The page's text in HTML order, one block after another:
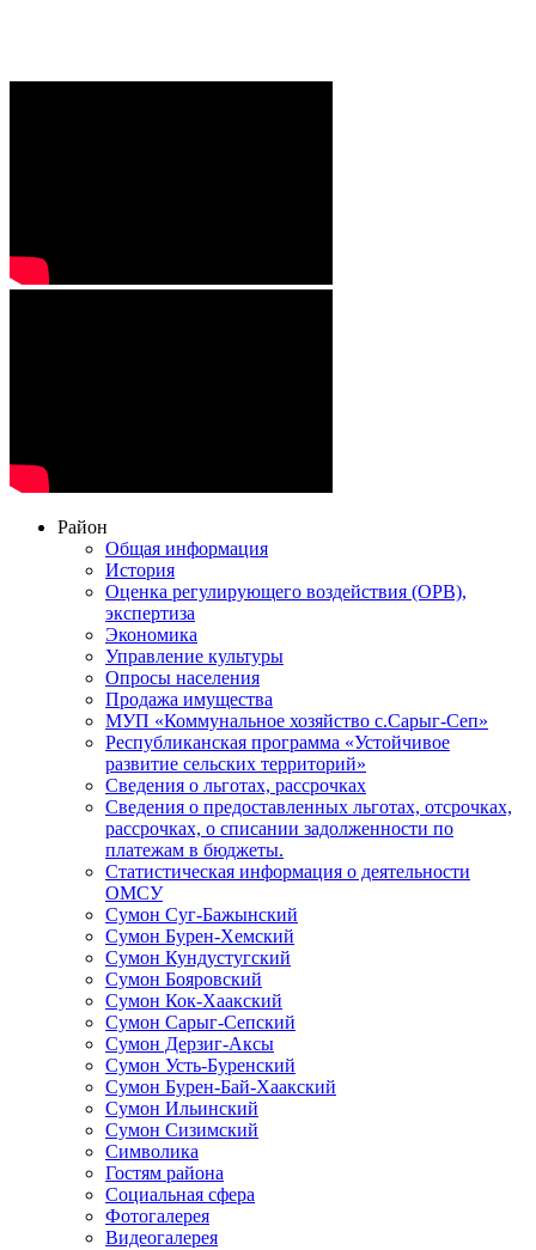
Район
Общая информация
История
Оценка регулирующего воздействия (ОРВ),
экспертиза
Экономика
Управление культуры
Опросы населения
Продажа имущества
МУП «Коммунальное хозяйство с.Сарыг-Сеп»
Республиканская программа «Устойчивое
развитие сельских территорий»
Сведения о льготах, рассрочках
Сведения о предоставленных льготах, отсрочках,
рассрочках, о списании задолженности по
платежам в бюджеты.
Статистическая информация о деятельности
ОМСУ
Сумон Суг-Бажынский
Сумон Бурен-Хемский
Сумон Кундустугский
Сумон Бояровский
Сумон Кок-Хаакский
Сумон Сарыг-Сепский
Сумон Дерзиг-Аксы
Сумон Усть-Буренский
Сумон Бурен-Бай-Хаакский
Сумон Ильинский
Сумон Сизимский
Символика
Гостям района
Социальная сфера
Фотогалерея
Видеогалерея